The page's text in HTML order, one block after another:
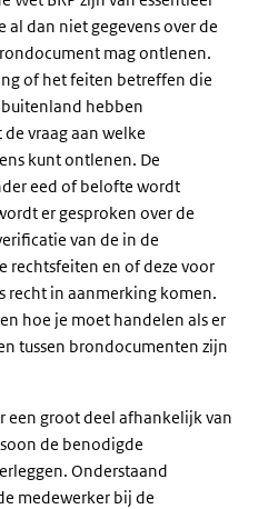
dan niet gegevens over de
mag ontlenen.
of het feiten betreffen die
hebben
vraag aan welke
kunt ontlenen. De
eed of belofte wordt
er gesproken over de
van de in de
rechtsfeiten en of deze voor
recht in aanmerking komen.
hoe je moet handelen als er
tussen brondocumenten zijn
een groot deel afhankelijk van
de benodigde
Onderstaand
medewerker bij de